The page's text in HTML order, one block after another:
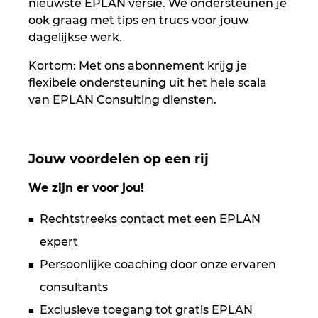
nieuwste EPLAN versie. We ondersteunen je
ook graag met tips en trucs voor jouw
dagelijkse werk.
Kortom: Met ons abonnement krijg je
flexibele ondersteuning uit het hele scala
van EPLAN Consulting diensten.
Jouw voordelen op een rij
We zijn er voor jou!
Rechtstreeks contact met een EPLAN
expert
Persoonlijke coaching door onze ervaren
consultants
Exclusieve toegang tot gratis EPLAN
Israel
Italy
Japan
Malaysia
Mexico
Netherlands
New Zealand